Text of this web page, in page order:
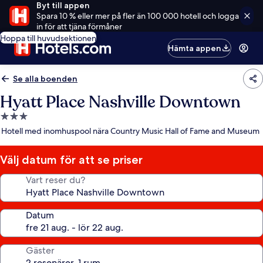
Byt till appen
Spara 10 % eller mer på fler än 100 000 hotell och logga
in för att tjäna förmåner
Hoppa till huvudsektionen
Hämta appen
Se alla boenden
Hyatt Place Nashville Downtown
3.0-
stjärnigt
Hotell med inomhuspool nära Country Music Hall of Fame and Museum
Välj datum för att se priser
Vart reser du?
Datum
Gäster